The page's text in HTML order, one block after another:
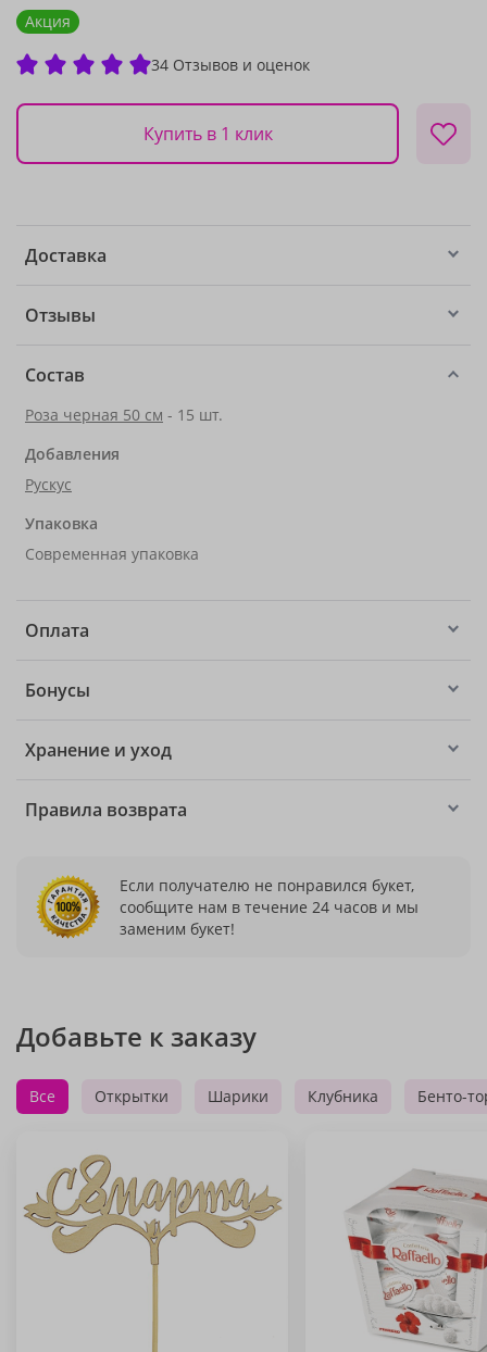
Акция
34 Отзывов и оценок
Купить в 1 клик
Доставка
Отзывы
Состав
Роза черная 50 см - 15 шт.
Добавления
Рускус
Упаковка
Современная упаковка
Оплата
Бонусы
Хранение и уход
Правила возврата
Если получателю не понравился букет,
сообщите нам в течение 24 часов и мы
заменим букет!
Добавьте к заказу
Все Открытки Шарики Клубника Бенто-